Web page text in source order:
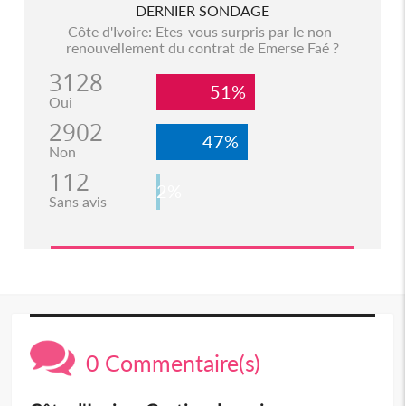
DERNIER SONDAGE
Côte d'Ivoire: Etes-vous surpris par le non-
renouvellement du contrat de Emerse Faé ?
3128
Oui 51%
2902
Non 47%
112
Sans avis 2%
0 Commentaire(s)